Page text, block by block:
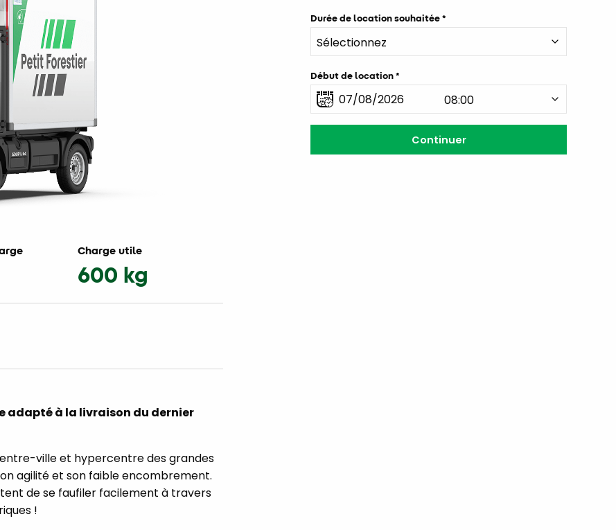
Charge utile
600 kg
adapté à la livraison du dernier
ville et hypercentre des grandes
agilité et son faible encombrement.
de se faufiler facilement à travers
!
Durée de location souhaitée
Début de location